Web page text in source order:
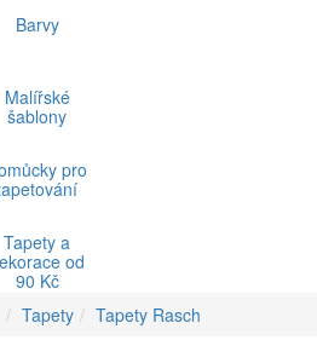
Barvy
Malířské
šablony
pro
Tapety a
od
90 Kč
Tapety
Tapety Rasch